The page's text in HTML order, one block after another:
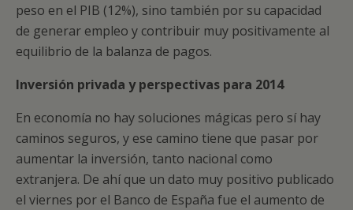
peso en el PIB (12%), sino también por su capacidad
de generar empleo y contribuir muy positivamente al
equilibrio de la balanza de pagos.
Inversión privada y perspectivas para 2014
En economía no hay soluciones mágicas pero sí hay
caminos seguros, y ese camino tiene que pasar por
aumentar la inversión, tanto nacional como
extranjera. De ahí que un dato muy positivo publicado
el viernes por el Banco de España fue el aumento de